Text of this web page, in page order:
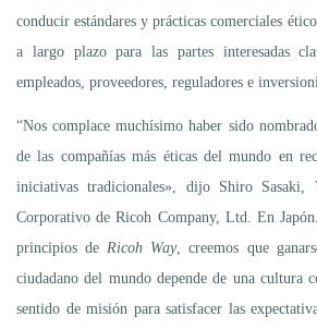
conducir estándares y prácticas comerciales
a largo plazo para las partes interesadas
empleados, proveedores, reguladores e
“Nos complace muchísimo haber sido
de las compañías más éticas del mundo en
iniciativas tradicionales», dijo Shiro Sasaki,
Corporativo de Ricoh Company, Ltd. En
principios de Ricoh Way, creemos que
ciudadano del mundo depende de una cultura
sentido de misión para satisfacer las